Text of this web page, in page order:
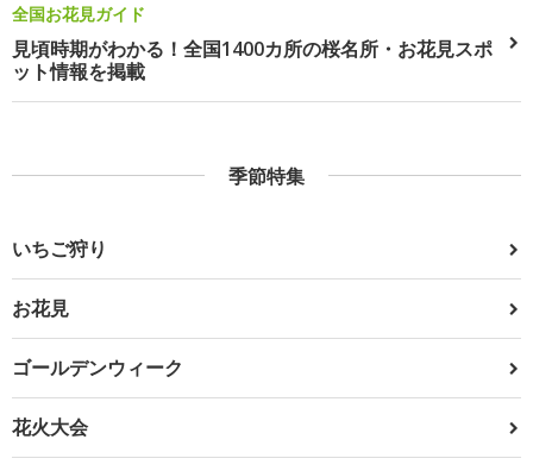
全国お花見ガイド
見頃時期がわかる！全国1400カ所の桜名所・お花見スポ
ット情報を掲載
季節特集
いちご狩り
お花見
ゴールデンウィーク
花火大会